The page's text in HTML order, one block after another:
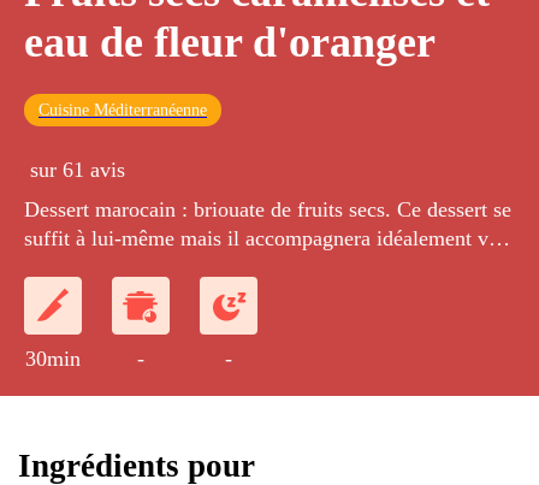
eau de fleur d'oranger
Cuisine Méditerranéenne
sur 61 avis
Dessert marocain : briouate de fruits secs. Ce dessert se
suffit à lui-même mais il accompagnera idéalement vos
30min - -
Ingrédients pour